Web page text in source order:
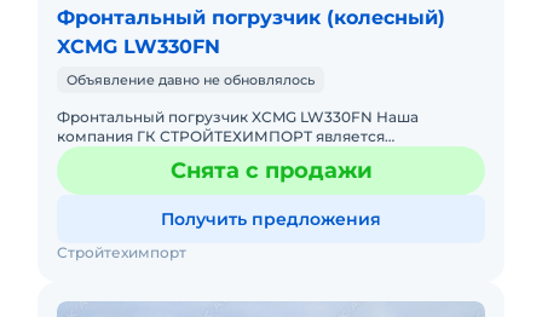
Фронтальный погрузчик (колесный)
XCMG LW330FN
Объявление давно не обновлялось
Фронтальный погрузчик XCMG LW330FN Наша
компания ГК СТРОЙТЕХИМПОРТ является
официальным дилером марки XCMG. Мы работаем со
всеми лизинговыми компаниями. Предос
Снята с продажи
Получить предложения
Стройтехимпорт